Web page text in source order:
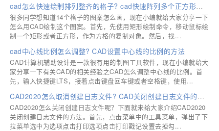
cad怎么快速绘制排列整齐的格子? cad快速阵列多个正方形格子的技巧
很多同学想知道14个格子的图案怎么画，现在小编就给大家分享一下
怎么用CAD绘制这个图案。首先，先使用矩形绘制命令，移动鼠标绘
制一个矩形或者正方形，作为方格的复制对象。然后，找...
cad中心线比例怎么调整? CAD设置中心线的比例的方法
CAD计算机辅助设计是一款很有用的制图工具软件，现在小编就给大
家分享一下有关CAD的相关经验之CAD怎么调整中心线的比例。首
先，输入快捷键LTS，接着点击键盘回车键或者空格键，使用...
CAD2020怎么取消创建日志文件? CAD关闭创建日志文件的技巧
CAD2020怎么关闭创建日志文件呢？下面就来给大家介绍CAD2020
关闭创建日志文件的方法。首先，点击菜单中的工具菜单，弹出了下
拉菜单选中为选项点击打印选项点击打印戳记设置去掉勾...